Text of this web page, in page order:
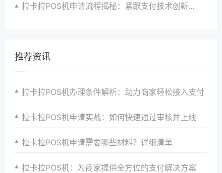
拉卡拉POS机申请流程揭秘：紧跟支付技术创新步伐，抢占市场先机
推荐资讯
拉卡拉POS机办理条件解析：助力商家轻松接入支付
拉卡拉POS机申请实战：如何快速通过审核并上线
拉卡拉POS机申请需要哪些材料？详细清单
拉卡拉POS机：为商家提供全方位的支付解决方案